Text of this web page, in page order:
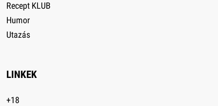
Recept KLUB
Humor
Utazás
LINKEK
+18